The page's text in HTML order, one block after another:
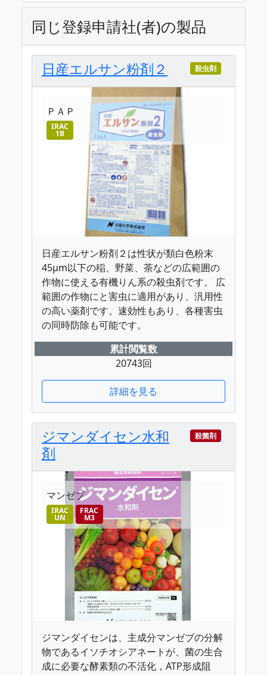
同じ登録申請社(者)の製品
日産エルサン粉剤２ 殺虫剤
ＰＡＰ
IRAC
1B
日産エルサン粉剤２は性状が類白色粉末
45μm以下の稲、野菜、茶などの広範囲の
作物に使える有機りん系の殺虫剤です。 広
範囲の作物にと害虫に適用があり、汎用性
の高い薬剤です。速効性もあり、各種害虫
の同時防除も可能です。
累計閲覧数
20743回
詳細を見る
ジマンダイセン水和
剤
殺菌剤
マンゼブ
IRAC
UN
FRAC
M3
ジマンダイセンは、主成分マンゼブの分解
物であるイソチオシアネートが、菌の生合
成に必要な酵素類の不活化，ATP形成阻